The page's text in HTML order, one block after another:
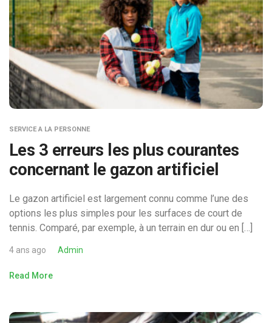
SERVICE A LA PERSONNE
Les 3 erreurs les plus courantes
concernant le gazon artificiel
Le gazon artificiel est largement connu comme l’une des
options les plus simples pour les surfaces de court de
tennis. Comparé, par exemple, à un terrain en dur ou en […]
4 ans ago Admin
Read More